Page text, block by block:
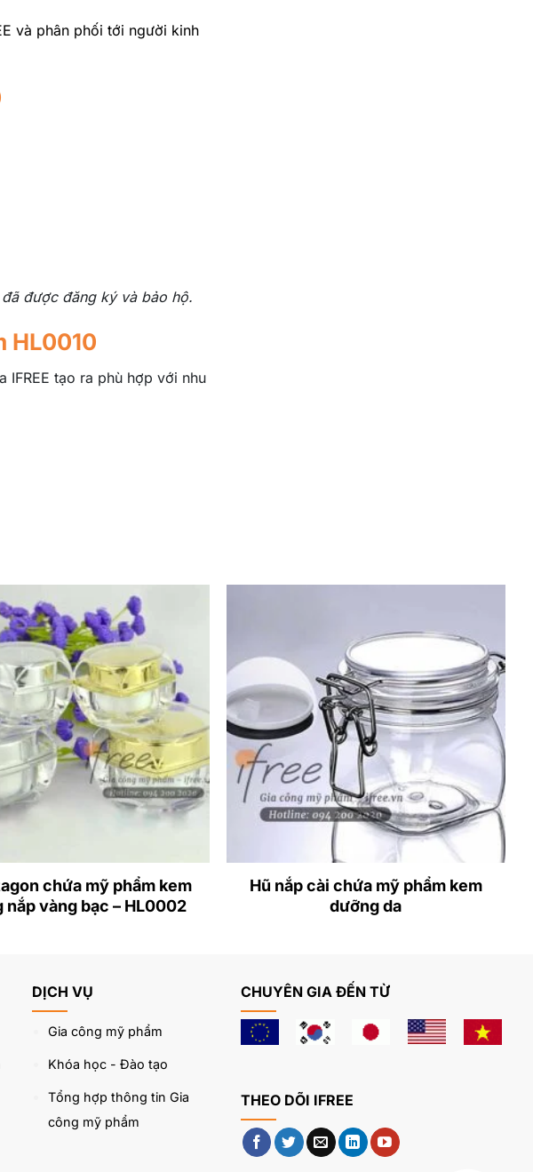
và phân phối tới người kinh
được đăng ký và bảo hộ.
HL0010
IFREE tạo ra phù hợp với nhu
chứa mỹ phẩm kem
nắp vàng bạc – HL0002
Hũ nắp cài chứa mỹ phẩm kem
dưỡng da
DỊCH VỤ
Gia công mỹ phẩm
Khóa học - Đào tạo
Tổng hợp thông tin Gia
công mỹ phẩm
CHUYÊN GIA ĐẾN TỪ
THEO DÕI IFREE